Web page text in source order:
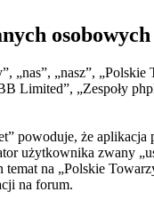
osobowych
„nas”, „nasz”,
Limited”, „Zespoły
powoduje, że
użytkownika zwany
na „Polskie
na forum.